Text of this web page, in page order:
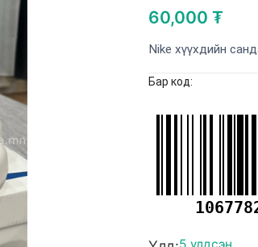
60,000 ₮
Nike хүүхдийн
Бар код: